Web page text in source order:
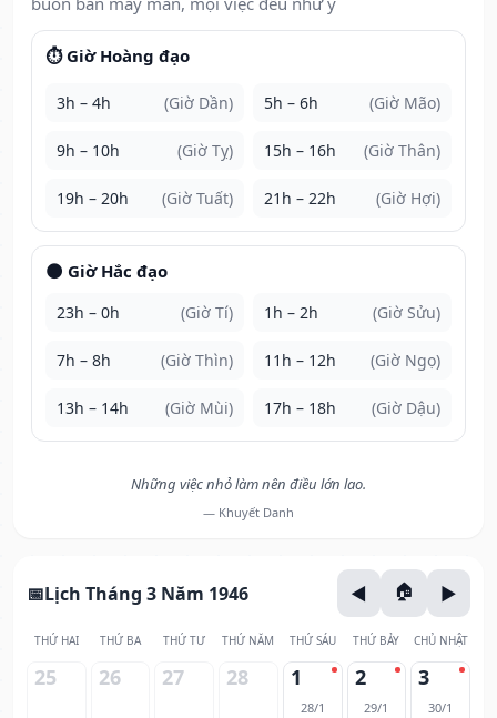
⏱️ Giờ Hoàng đạo
3h – 4h (Giờ Dần) 5h – 6h (Giờ Mão)
9h – 10h (Giờ Tỵ) 15h – 16h (Giờ Thân)
19h – 20h (Giờ Tuất) 21h – 22h (Giờ Hợi)
🌑 Giờ Hắc đạo
23h – 0h (Giờ Tí) 1h – 2h (Giờ Sửu)
7h – 8h (Giờ Thìn) 11h – 12h (Giờ Ngọ)
13h – 14h (Giờ Mùi) 17h – 18h (Giờ Dậu)
Những việc nhỏ làm nên điều lớn lao.
— Khuyết Danh
Lịch Tháng 3 Năm 1946
THỨ HAI THỨ BA THỨ TƯ THỨ NĂM THỨ SÁU THỨ BẢY CHỦ NHẬT
25 26 27 28 1
28/1
2
29/1
3
30/1